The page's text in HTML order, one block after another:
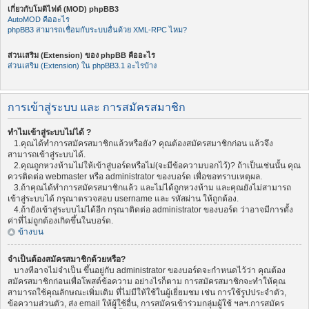
เกี่ยวกับโมดิไฟด์ (MOD) phpBB3
AutoMOD คืออะไร
phpBB3 สามารถเชื่อมกับระบบอื่นด้วย XML-RPC ไหม?
ส่วนเสริม (Extension) ของ phpBB คืออะไร
ส่วนเสริม (Extension) ใน phpBB3.1 อะไรบ้าง
การเข้าสู่ระบบ และ การสมัครสมาชิก
ทำไมเข้าสู่ระบบไม่ได้ ?
1.คุณได้ทำการสมัครสมาชิกแล้วหรือยัง? คุณต้องสมัครสมาชิกก่อน แล้วจึง
สามารถเข้าสู่ระบบได้.
2.คุณถูกหวงห้ามไม่ให้เข้าสู่บอร์ดหรือไม่(จะมีข้อความบอกไว้)? ถ้าเป็นเช่นนั้น คุณ
ควรติดต่อ webmaster หรือ administrator ของบอร์ด เพื่อขอทราบเหตุผล.
3.ถ้าคุณได้ทำการสมัครสมาชิกแล้ว และไม่ได้ถูกหวงห้าม และคุณยังไม่สามารถ
เข้าสู่ระบบได้ กรุณาตรวจสอบ username และ รหัสผ่าน ให้ถูกต้อง.
4.ถ้ายังเข้าสู่ระบบไม่ได้อีก กรุณาติดต่อ administrator ของบอร์ด ว่าอาจมีการตั้ง
ค่าที่ไม่ถูกต้องเกิดขึ้นในบอร์ด.
ข้างบน
จำเป็นต้องสมัครสมาชิกด้วยหรือ?
บางทีอาจไม่จำเป็น ขึ้นอยู่กับ administrator ของบอร์ดจะกำหนดไว้ว่า คุณต้อง
สมัครสมาชิกก่อนเพื่อโพสต์ข้อความ อย่างไรก็ตาม การสมัครสมาชิกจะทำให้คุณ
สามารถใช้คุณลักษณะเพิ่มเติม ที่ไม่มีให้ใช้ในผู้เยี่ยมชม เช่น การใช้รูปประจำตัว,
ข้อความส่วนตัว, ส่ง email ให้ผู้ใช้อื่น, การสมัครเข้าร่วมกลุ่มผู้ใช้ ฯลฯ.การสมัคร